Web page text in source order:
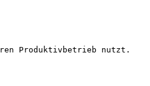
Produktivbetrieb nutzt.